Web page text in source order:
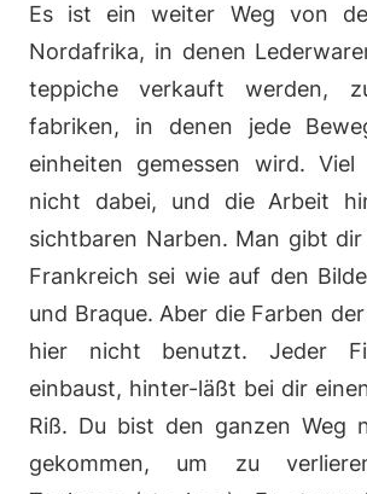
Es ist ein weiter Weg von
Nordafrika, in denen
teppiche verkauft werden,
fabriken, in denen jede
einheiten gemessen wird.
nicht dabei, und die Arbeit
sichtbaren Narben. Man gibt
Frankreich sei wie auf den
und Braque. Aber die Farben
hier nicht benutzt. Jeder
einbaust, hinter-läßt bei dir
Riß. Du bist den ganzen Weg
gekommen, um zu